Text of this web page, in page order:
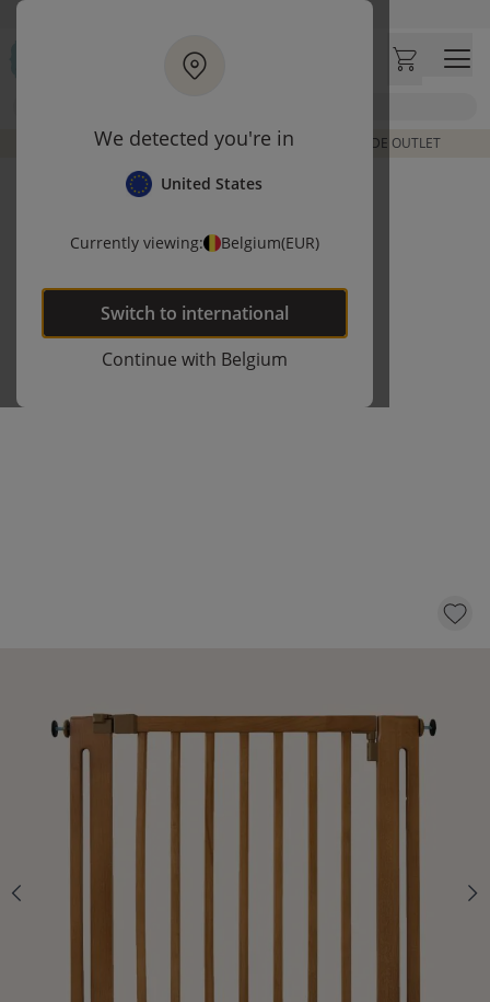
We detected you're in
United States
Currently viewing: Belgium(EUR)
Switch to international
Continue with Belgium
Ga naar hoofdinhoud
Klantbeoordelingen
DE LAATSTE ITEMS UIT VORIGE COLLECTIES | SHOP DE OUTLET
CM | WALNOOT